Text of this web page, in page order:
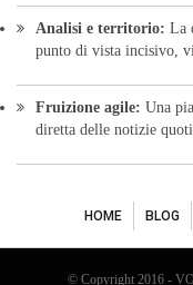
© Copyright 2016 -